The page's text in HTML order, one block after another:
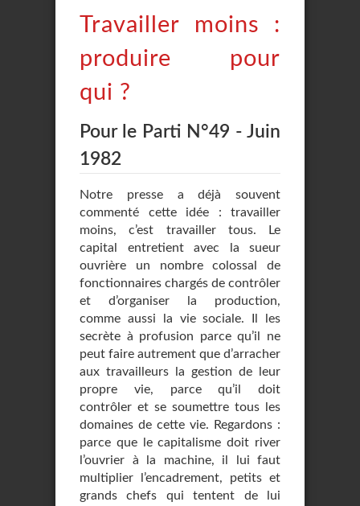
Travailler moins :
produire pour
qui ?
Pour le Parti N°49 - Juin
1982
Notre presse a déjà souvent
commenté cette idée : travailler
moins, c’est travailler tous. Le
capital entretient avec la sueur
ouvrière un nombre colossal de
fonctionnaires chargés de contrôler
et d’organiser la production,
comme aussi la vie sociale. Il les
secrète à profusion parce qu’il ne
peut faire autrement que d’arracher
aux travailleurs la gestion de leur
propre vie, parce qu’il doit
contrôler et se soumettre tous les
domaines de cette vie. Regardons :
parce que le capitalisme doit river
l’ouvrier à la machine, il lui faut
multiplier l’encadrement, petits et
grands chefs qui tentent de lui